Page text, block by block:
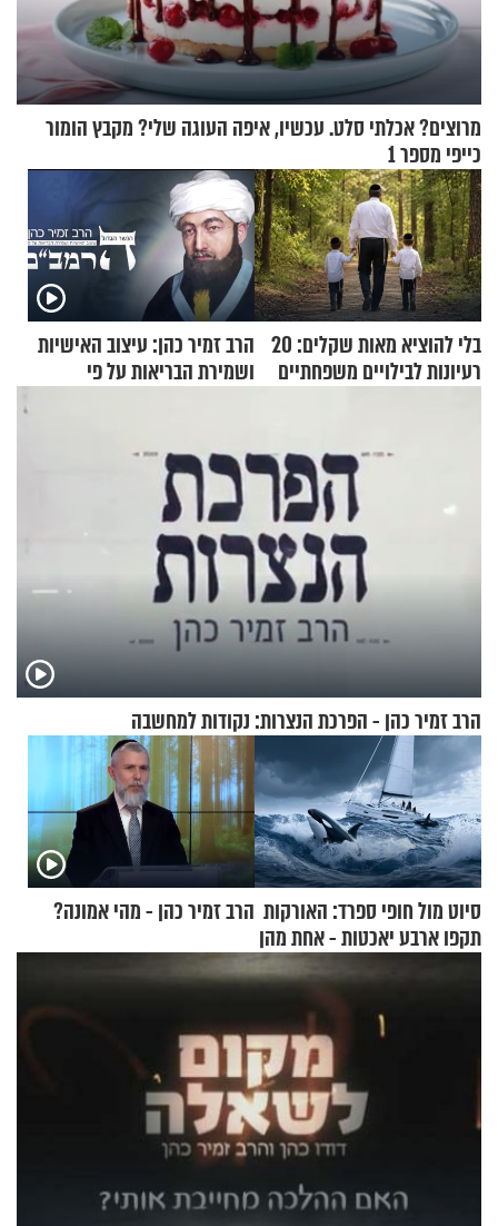
מרוצים? אכלתי סלט. עכשיו, איפה העוגה שלי? מקבץ הומור
כייפי מספר 1
בלי להוציא מאות שקלים: 20
רעיונות לבילויים משפחתיים
הרב זמיר כהן: עיצוב האישיות
ושמירת הבריאות על פי
הרב זמיר כהן - הפרכת הנצרות: נקודות למחשבה
סיוט מול חופי ספרד: האורקות
תקפו ארבע יאכטות - אחת מהן
הרב זמיר כהן - מהי אמונה?